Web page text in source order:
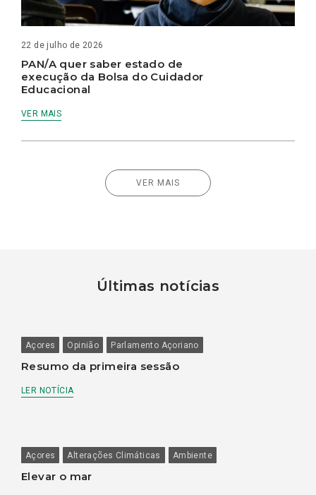
22 de julho de 2026
PAN/A quer saber estado de
execução da Bolsa do Cuidador
Educacional
VER MAIS
VER MAIS
Últimas notícias
Açores Opinião Parlamento Açoriano
Resumo da primeira sessão
LER NOTÍCIA
Açores Alterações Climáticas Ambiente
Elevar o mar